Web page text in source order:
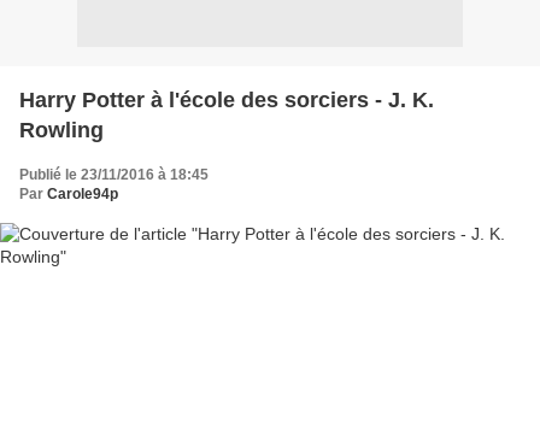
Harry Potter à l'école des sorciers - J. K.
Rowling
Publié le 23/11/2016 à 18:45
Par Carole94p